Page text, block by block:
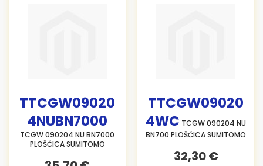
TTCGW09020
4NUBN7000
TCGW 090204 NU BN7000
PLOŠČICA SUMITOMO
TTCGW09020
4WC TCGW 090204 NU
BN700 PLOŠČICA SUMITOMO
32,30 €